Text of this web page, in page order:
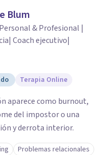
Blum
& Profesional |
Coach ejecutivo|
Terapia Online
aparece como burnout,
del impostor o una
y derrota interior.
Problemas relacionales